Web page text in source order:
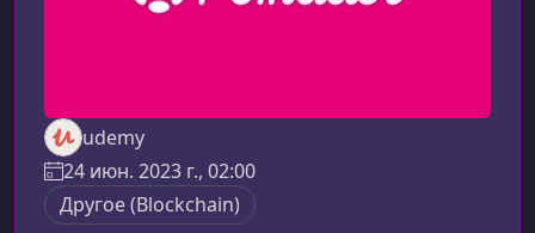
udemy
24 июн. 2023 г., 02:00
Другоe (Blockchain)